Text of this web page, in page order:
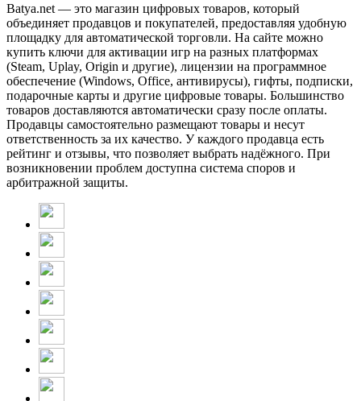
Batya.net — это магазин цифровых товаров, который
объединяет продавцов и покупателей, предоставляя удобную
площадку для автоматической торговли. На сайте можно
купить ключи для активации игр на разных платформах
(Steam, Uplay, Origin и другие), лицензии на программное
обеспечение (Windows, Office, антивирусы), гифты, подписки,
подарочные карты и другие цифровые товары. Большинство
товаров доставляются автоматически сразу после оплаты.
Продавцы самостоятельно размещают товары и несут
ответственность за их качество. У каждого продавца есть
рейтинг и отзывы, что позволяет выбрать надёжного. При
возникновении проблем доступна система споров и
арбитражной защиты.